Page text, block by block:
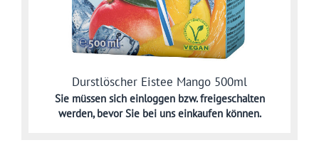
Durstlöscher Eistee Mango 500ml
Sie müssen sich einloggen bzw. freigeschalten
werden,bevor Sie bei uns einkaufen können.